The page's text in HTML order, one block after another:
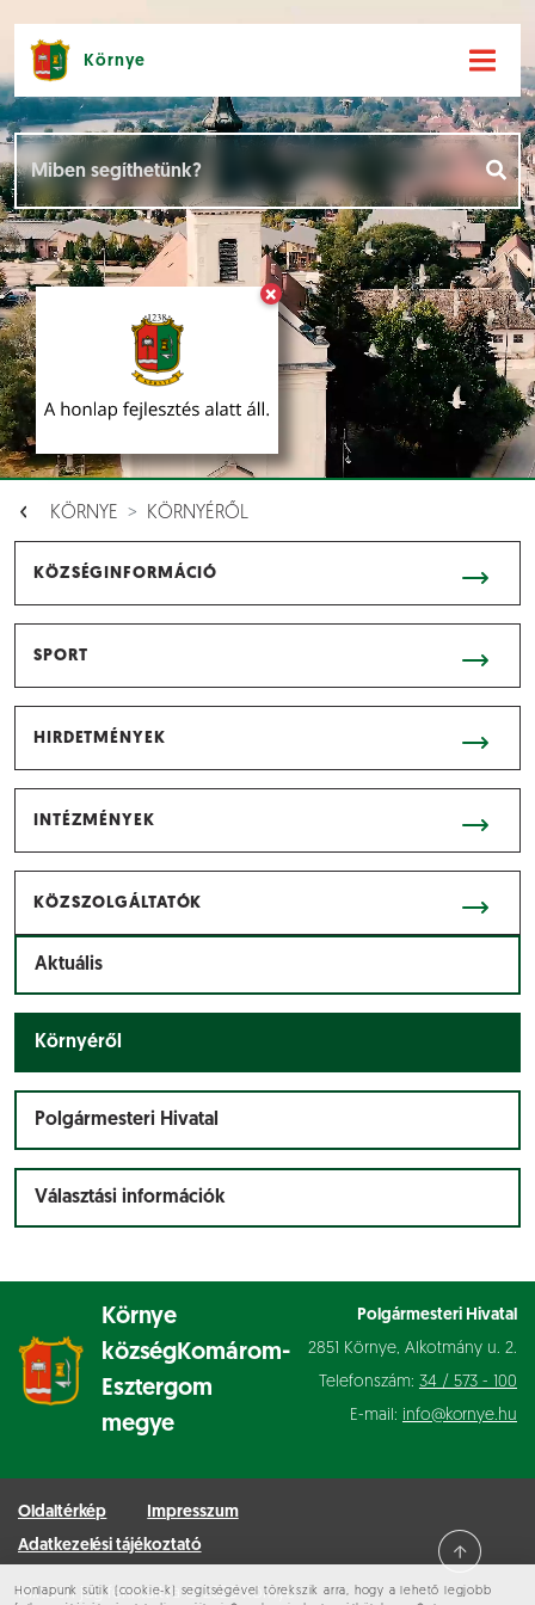
Honlapunk sütik (cookie-k) segítségével törekszik arra, hogy a lehető legjobb
×
Környe
KÖRNYE KÖRNYÉRŐL
KÖZSÉGINFORMÁCIÓ
SPORT
HIRDETMÉNYEK
INTÉZMÉNYEK
KÖZSZOLGÁLTATÓK
Aktuális
Környéről
Polgármesteri Hivatal
Választási információk
Környe
községKomárom-
Esztergom
megye
Polgármesteri Hivatal
2851 Környe, Alkotmány u. 2.
Telefonszám: 34 / 573 - 100
E-mail: info@kornye.hu
Oldaltérkép
Impresszum
Adatkezelési tájékoztató
Minden jog fenntartva © 2026 Környe
Hírek [
Események []
Dokumentumok []
Aloldalak [ ]